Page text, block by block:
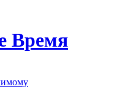
Время